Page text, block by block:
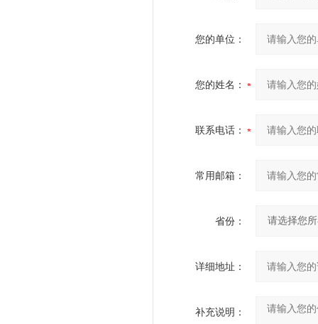
您的单位：
您的姓名：
联系电话：
常用邮箱：
省份：
详细地址：
补充说明：